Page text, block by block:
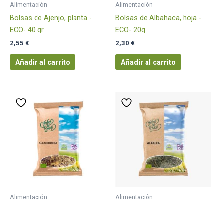
Alimentación
Bolsas de Ajenjo, planta -
ECO- 40 gr
2,55 €
Añadir al carrito
Alimentación
Bolsas de Albahaca, hoja -
ECO- 20g.
2,30 €
Añadir al carrito
Alimentación Alimentación